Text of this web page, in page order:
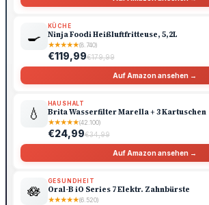
🍳
KÜCHE
Ninja Foodi Heißluftfritteuse, 5,2L
★★★★★(8.740)
€119,99€179,99
Auf Amazon ansehen →
💧
HAUSHALT
Brita Wasserfilter Marella + 3 Kartuschen
★★★★★(42.100)
€24,99€34,99
Auf Amazon ansehen →
🪷
GESUNDHEIT
Oral-B iO Series 7 Elektr. Zahnbürste
★★★★★(6.520)